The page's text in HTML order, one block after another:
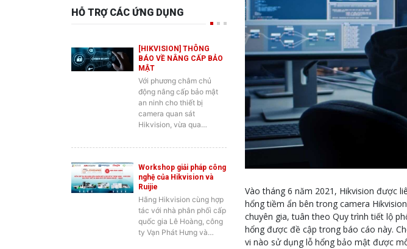
Vào tháng 6 năm 2021, Hikvision được
hổng tiềm ẩn bên trong camera
chuyên gia, tuân theo Quy trình tiết lộ
hổng được đề cập trong báo cáo này.
vi nào sử dụng lỗ hổng bảo mật được
HỖ TRỢ CÁC ỨNG DỤNG
[HIKVISION] THÔNG
BÁO VỀ NÂNG CẤP BẢO
MẬT
Với phương châm chủ
động nâng cấp bảo mật
an ninh cho thiết bị
camera quan sát
Hikvision, vừa qua…
Workshop giải pháp công
nghệ của Hikvision và
Ruijie
Hãng Hikvision cùng hợp
tác với nhà phân phối cấp
quốc gia Lê Hoàng, công
ty Vạn Phát Hưng và…